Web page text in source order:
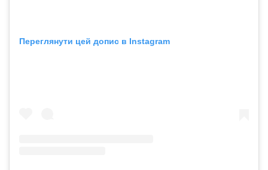
Переглянути цей допис в Instagram